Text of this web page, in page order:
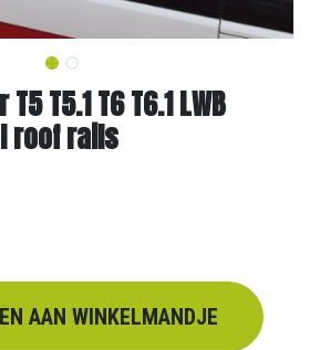
T5.1 T6 T6.1 LWB
roof rails
AAN WINKELMANDJE